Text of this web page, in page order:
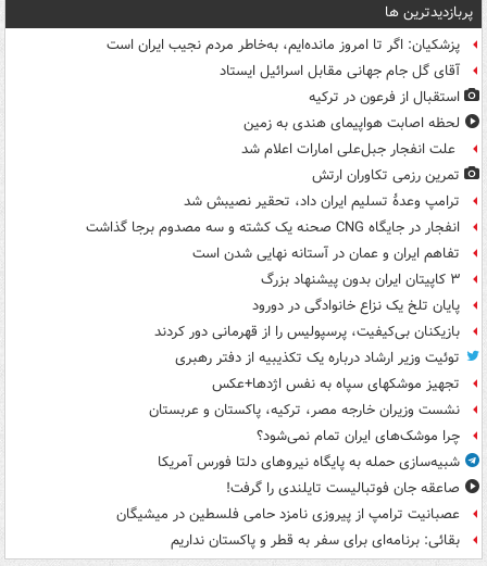
پربازدیدترین ها
پزشکیان: اگر تا امروز مانده‌ایم، به‌خاطر مردم نجیب ایران است
آقای گل جام جهانی مقابل اسرائیل ایستاد
استقبال از فرعون در ترکیه
لحظه اصابت هواپیمای هندی به زمین
علت انفجار جبل‌علی امارات اعلام شد
تمرین رزمی تکاوران ارتش
ترامپ وعدۀ تسلیم ایران داد، تحقیر نصیبش شد
انفجار در جایگاه CNG صحنه یک کشته و سه مصدوم برجا گذاشت
تفاهم ایران و عمان در آستانه نهایی شدن است
۳ کاپیتان ایران بدون پیشنهاد بزرگ
پایان تلخ یک نزاع خانوادگی در دورود
بازیکنان بی‌کیفیت، پرسپولیس را از قهرمانی دور کردند
توئیت وزیر ارشاد درباره یک تکذیبیه از دفتر رهبری
تجهیز موشکهای سپاه به نفس اژدها+عکس
نشست وزیران خارجه مصر، ترکیه، پاکستان و عربستان
چرا موشک‌های ایران تمام نمی‌شود؟
شبیه‌سازی حمله به پایگاه نیروهای دلتا فورس آمریکا
صاعقه جان فوتبالیست تایلندی را گرفت!
عصبانیت ترامپ از پیروزی نامزد حامی فلسطین در میشیگان
بقائی: برنامه‌ای برای سفر به قطر و پاکستان نداریم